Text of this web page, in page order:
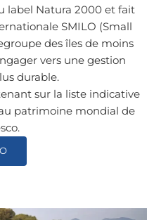
label Natura 2000 et fait
SMILO (Small
des îles de moins
vers une gestion
durable.
sur la liste indicative
patrimoine mondial de